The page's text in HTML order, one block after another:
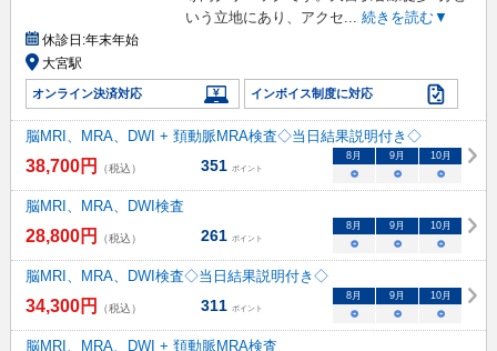
いう立地にあり、アクセ... 続きを読む▼
休診日:年末年始
大宮駅
オンライン決済対応 インボイス制度に対応
脳MRI、MRA、DWI + 頚動脈MRA検査◇当日結果説明付き◇
38,700円 （税込） 351 ポイント
8月 9月 10月
○ ○ ○
脳MRI、MRA、DWI検査
28,800円 （税込） 261 ポイント
8月 9月 10月
○ ○ ○
脳MRI、MRA、DWI検査◇当日結果説明付き◇
34,300円 （税込） 311 ポイント
8月 9月 10月
○ ○ ○
脳MRI、MRA、DWI + 頚動脈MRA検査